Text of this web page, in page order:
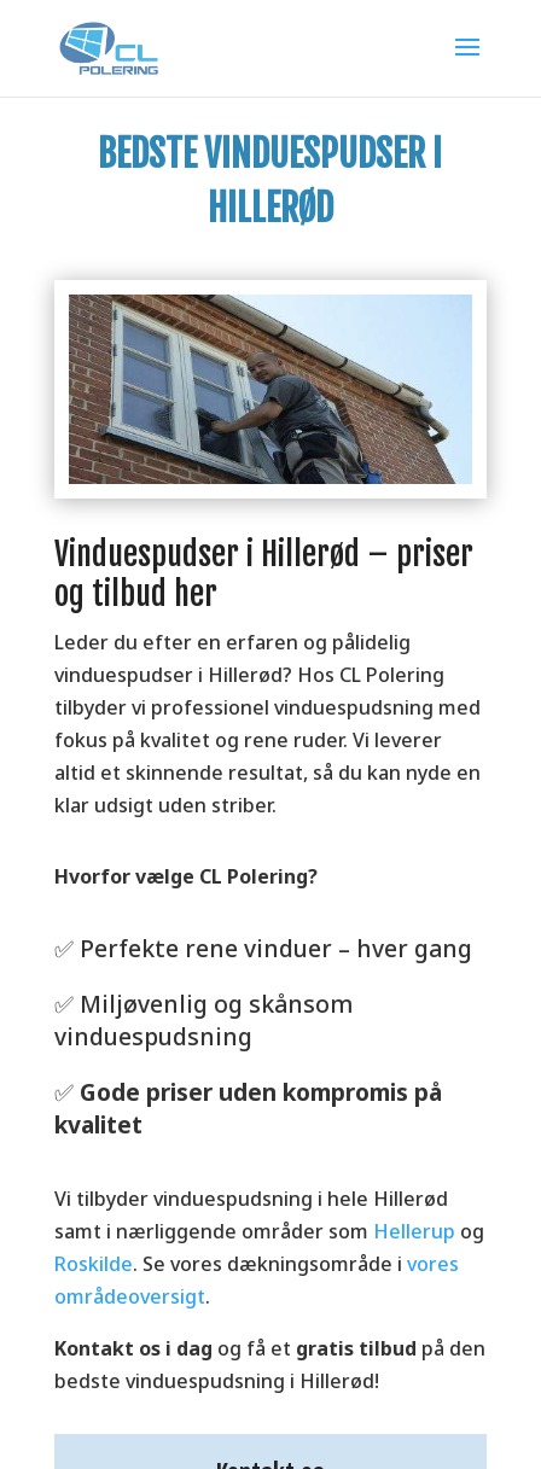
BEDSTE VINDUESPUDSER I
HILLERØD
Vinduespudser i Hillerød – priser
og tilbud her
Leder du efter en erfaren og pålidelig
vinduespudser i Hillerød? Hos CL Polering
tilbyder vi professionel vinduespudsning med
fokus på kvalitet og rene ruder. Vi leverer
altid et skinnende resultat, så du kan nyde en
klar udsigt uden striber.
Hvorfor vælge CL Polering?
✅ Perfekte rene vinduer – hver gang
✅ Miljøvenlig og skånsom
vinduespudsning
✅ Gode priser uden kompromis på
kvalitet
Vi tilbyder vinduespudsning i hele Hillerød
samt i nærliggende områder som Hellerup og
Roskilde. Se vores dækningsområde i vores
områdeoversigt.
Kontakt os i dag og få et gratis tilbud på den
bedste vinduespudsning i Hillerød!